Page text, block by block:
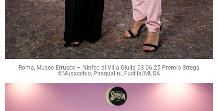
Roma, Museo Etrusco – Ninfeo di Villa Giulia 03 06 25 Premio Strega
©Musacchio, Pasqualini, Fucilla/MUSA